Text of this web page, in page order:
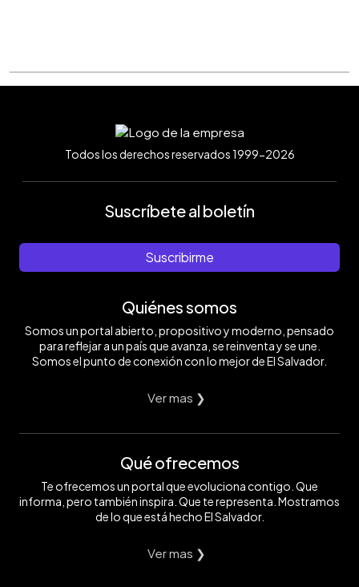
Todos los derechos reservados 1999-2026
Suscríbete al boletín
Suscribirme
Quiénes somos
Somos un portal abierto, propositivo y moderno, pensado
para reflejar a un país que avanza, se reinventa y se une.
Somos el punto de conexión con lo mejor de El Salvador.
Ver mas ❯
Qué ofrecemos
Te ofrecemos un portal que evoluciona contigo. Que
informa, pero también inspira. Que te representa. Mostramos
de lo que está hecho El Salvador.
Ver mas ❯